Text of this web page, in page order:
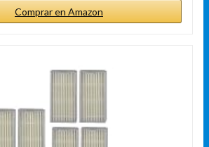
Comprar en Amazon